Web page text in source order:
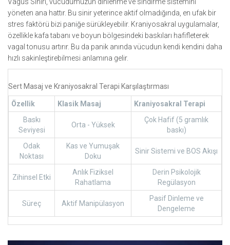
yöneten ana hattır. Bu sinir yeterince aktif olmadığında, en ufak bir
stres faktörü bizi paniğe sürükleyebilir. Kraniyosakral uygulamalar,
özellikle kafa tabanı ve boyun bölgesindeki baskıları hafifleterek
vagal tonusu artırır. Bu da panik anında vücudun kendi kendini daha
hızlı sakinleştirebilmesi anlamına gelir.
Sert Masaj ve Kraniyosakral Terapi Karşılaştırması
Özellik Klasik Masaj
Kraniyosakral Terapi
Baskı
Seviyesi
Orta - Yüksek
Çok Hafif (5 gramlık
baskı)
Odak
Noktası
Kas ve Yumuşak
Doku
Sinir Sistemi ve BOS Akışı
Zihinsel Etki
Anlık Fiziksel
Rahatlama
Derin Psikolojik
Regülasyon
Süreç Aktif Manipülasyon
Pasif Dinleme ve
Dengeleme